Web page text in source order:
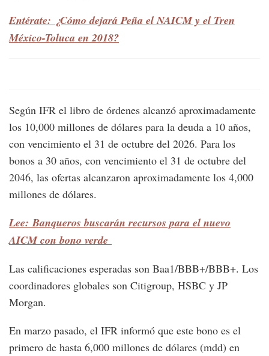
Entérate: ¿Cómo dejará Peña el NAICM y el Tren
México-Toluca en 2018?
Según IFR el libro de órdenes alcanzó aproximadamente
los 10,000 millones de dólares para la deuda a 10 años,
con vencimiento el 31 de octubre del 2026. Para los
bonos a 30 años, con vencimiento el 31 de octubre del
2046, las ofertas alcanzaron aproximadamente los 4,000
millones de dólares.
Lee: Banqueros buscarán recursos para el nuevo
AICM con bono verde
Las calificaciones esperadas son Baa1/BBB+/BBB+. Los
coordinadores globales son Citigroup, HSBC y JP
Morgan.
En marzo pasado, el IFR informó que este bono es el
primero de hasta 6,000 millones de dólares (mdd) en